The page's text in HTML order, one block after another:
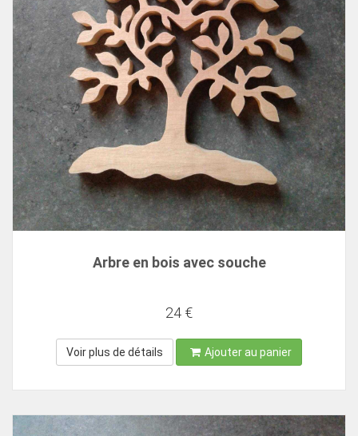
Arbre en bois avec souche
24 €
Voir plus de détails Ajouter au panier